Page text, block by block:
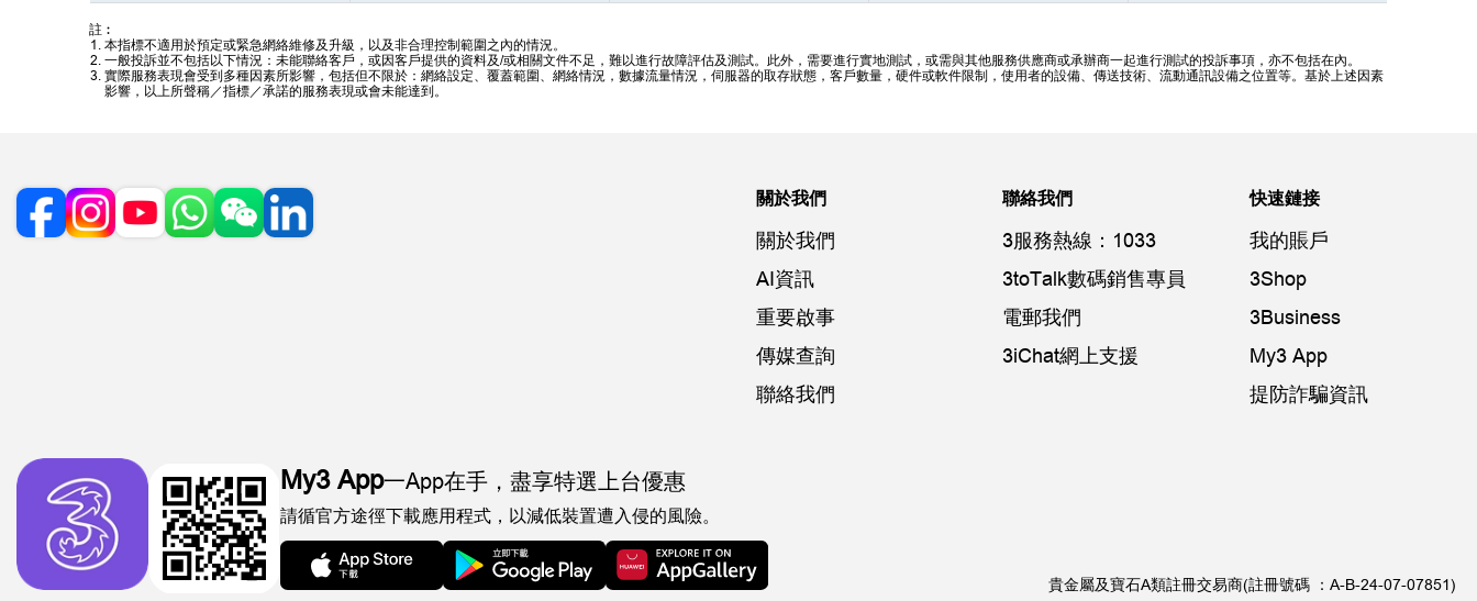
註︰
本指標不適用於預定或緊急網絡維修及升級，以及非合理控制範圍之內的情況。
一般投訴並不包括以下情況：未能聯絡客戶，或因客戶提供的資料及/或相關文件不足，難以進行故障評估及測試。此外，需要進行實地測試，或需與其他服務供應商或承辦商一起進行測試的投訴事項，亦不包括在內。
實際服務表現會受到多種因素所影響，包括但不限於：網絡設定、覆蓋範圍、網絡情況，數據流量情況，伺服器的取存狀態，客戶數量，硬件或軟件限制，使用者的設備、傳送技術、流動通訊設備之位置等。基於上述因素
影響，以上所聲稱／指標／承諾的服務表現或會未能達到。
關於我們
關於我們
AI資訊
重要啟事
傳媒查詢
聯絡我們
聯絡我們
3服務熱線：1033
3toTalk數碼銷售專員
電郵我們
3iChat網上支援
快速鏈接
我的賬戶
3Shop
3Business
My3 App
提防詐騙資訊
My3 App一App在手， 盡享特選上台優惠
請循官方途徑下載應用程式，以減低裝置遭入侵的風險。
貴金屬及寶石A類註冊交易商(註冊號碼 ：A-B-24-07-07851)